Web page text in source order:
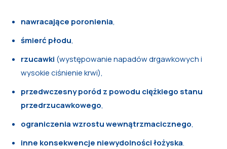
nawracające poronienia,
śmierć płodu,
rzucawki (występowanie napadów drgawkowych i
wysokie ciśnienie krwi),
przedwczesny poród z powodu ciężkiego stanu
przedrzucawkowego,
ograniczenia wzrostu wewnątrzmacicznego,
inne konsekwencje niewydolności łożyska.